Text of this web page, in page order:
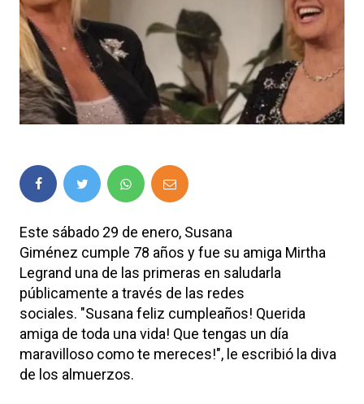
Este sábado 29 de enero, Susana
Giménez cumple 78 años y fue su amiga Mirtha
Legrand una de las primeras en saludarla
públicamente a través de las redes
sociales. "Susana feliz cumpleaños! Querida
amiga de toda una vida! Que tengas un día
maravilloso como te mereces!", le escribió la diva
de los almuerzos.